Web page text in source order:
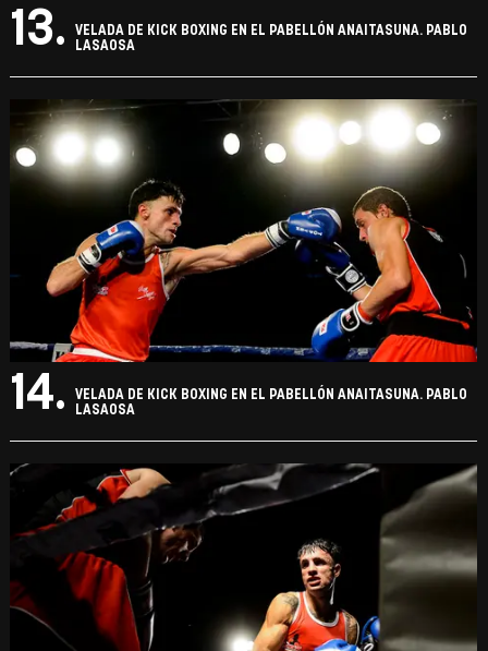
13.
VELADA DE KICK BOXING EN EL PABELLÓN ANAITASUNA. PABLO
LASAOSA
14.
VELADA DE KICK BOXING EN EL PABELLÓN ANAITASUNA. PABLO
LASAOSA